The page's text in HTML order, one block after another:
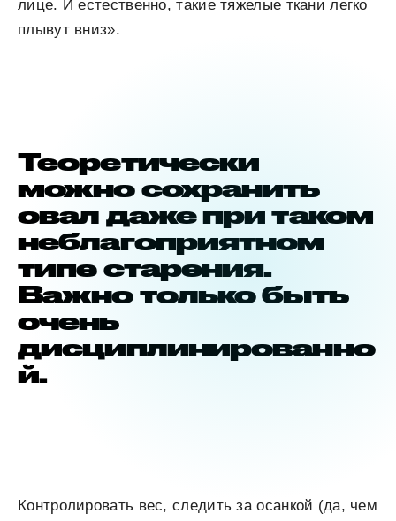
лице. И естественно, такие тяжелые ткани легко
плывут вниз».
Теоретически
можно сохранить
овал даже при таком
неблагоприятном
типе старения.
Важно только быть
очень
дисциплинированно
й.
Контролировать вес, следить за осанкой (да, чем